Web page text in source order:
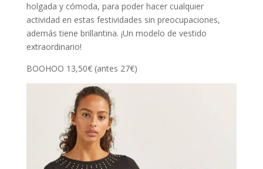
holgada y cómoda, para poder hacer cualquier
actividad en estas festividades sin preocupaciones,
además tiene brillantina. ¡Un modelo de vestido
extraordinario!
BOOHOO 13,50€ (antes 27€)